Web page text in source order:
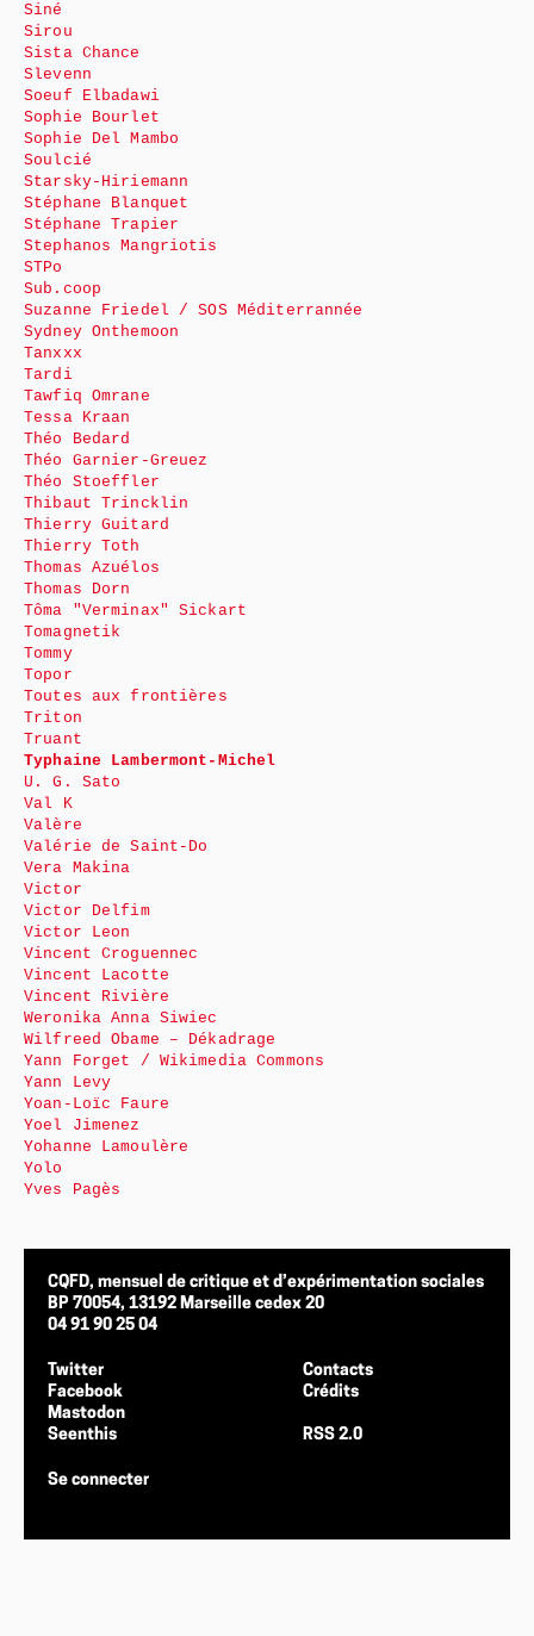
Siné
Sirou
Sista Chance
Slevenn
Soeuf Elbadawi
Sophie Bourlet
Sophie Del Mambo
Soulcié
Starsky-Hiriemann
Stéphane Blanquet
Stéphane Trapier
Stephanos Mangriotis
STPo
Sub.coop
Suzanne Friedel / SOS Méditerrannée
Sydney Onthemoon
Tanxxx
Tardi
Tawfiq Omrane
Tessa Kraan
Théo Bedard
Théo Garnier-Greuez
Théo Stoeffler
Thibaut Trincklin
Thierry Guitard
Thierry Toth
Thomas Azuélos
Thomas Dorn
Tôma "Verminax" Sickart
Tomagnetik
Tommy
Topor
Toutes aux frontières
Triton
Truant
Typhaine Lambermont-Michel
U. G. Sato
Val K
Valère
Valérie de Saint-Do
Vera Makina
Victor
Victor Delfim
Victor Leon
Vincent Croguennec
Vincent Lacotte
Vincent Rivière
Weronika Anna Siwiec
Wilfreed Obame – Dékadrage
Yann Forget / Wikimedia Commons
Yann Levy
Yoan-Loïc Faure
Yoel Jimenez
Yohanne Lamoulère
Yolo
Yves Pagès
CQFD, mensuel de critique et d’expérimentation sociales
BP 70054, 13192 Marseille cedex 20
04 91 90 25 04
Twitter
Facebook
Mastodon
Seenthis
Contacts
Crédits
RSS 2.0
Se connecter